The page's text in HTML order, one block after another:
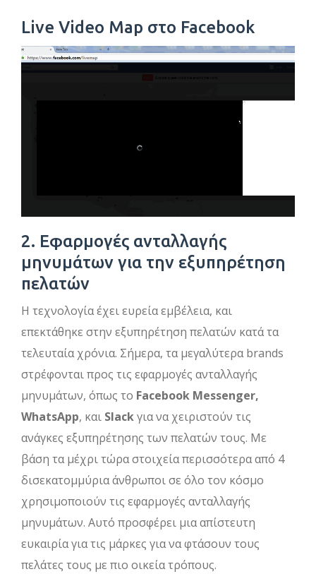
Live Video Map στο Facebook
2. Εφαρμογές ανταλλαγής
μηνυμάτων για την εξυπηρέτηση
πελατών
Η τεχνολογία έχει ευρεία εμβέλεια, και
επεκτάθηκε στην εξυπηρέτηση πελατών κατά τα
τελευταία χρόνια. Σήμερα, τα μεγαλύτερα brands
στρέφονται προς τις εφαρμογές ανταλλαγής
μηνυμάτων, όπως το Facebook Messenger,
WhatsApp, και Slackγια να χειριστούν τις
ανάγκες εξυπηρέτησης των πελατών τους. Με
βάση τα μέχρι τώρα στοιχεία περισσότερα από 4
δισεκατομμύρια άνθρωποι σε όλο τον κόσμο
χρησιμοποιούν τις εφαρμογές ανταλλαγής
μηνυμάτων. Αυτό προσφέρει μια απίστευτη
ευκαιρία για τις μάρκες για να φτάσουν τους
πελάτες τους με πιο οικεία τρόπους.